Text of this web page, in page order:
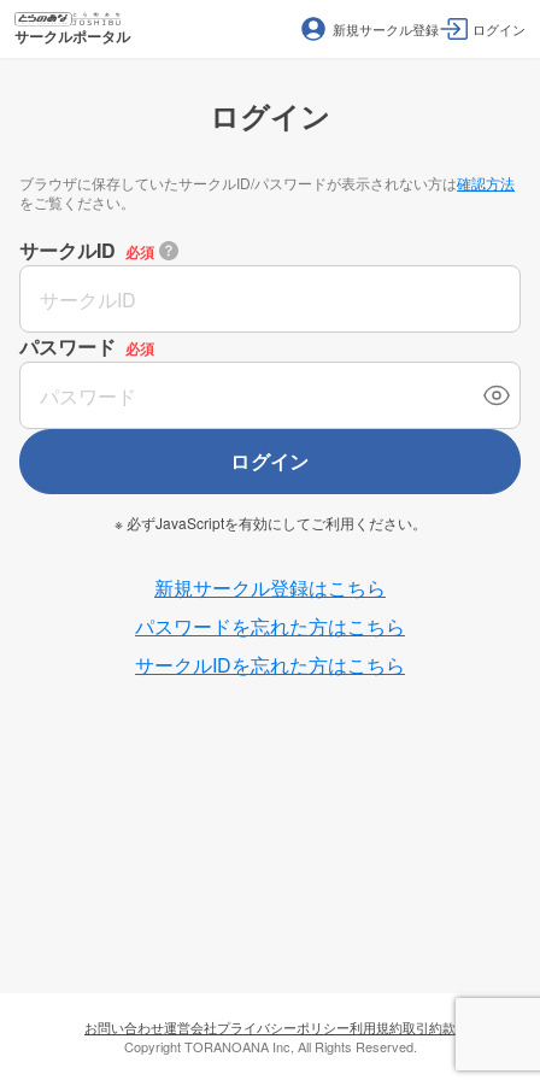
サークルポータル 新規サークル登録 ログイン
ログイン
ブラウザに保存していたサークルID/パスワードが表示されない方は確認方法
をご覧ください。
サークルID 必須
パスワード 必須
ログイン
※ 必ずJavaScriptを有効にしてご利用ください。
新規サークル登録はこちら
パスワードを忘れた方はこちら
サークルIDを忘れた方はこちら
お問い合わせ運営会社プライバシーポリシー利用規約取引約款
Copyright TORANOANA Inc, All Rights Reserved.